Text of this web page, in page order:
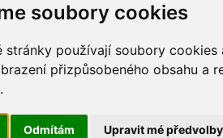
soubory cookies
stránky používají soubory
přizpůsobeného obsahu a
Odmítám Upravit mé předvolby
? 11. 06. 2012 21:01 ostatní